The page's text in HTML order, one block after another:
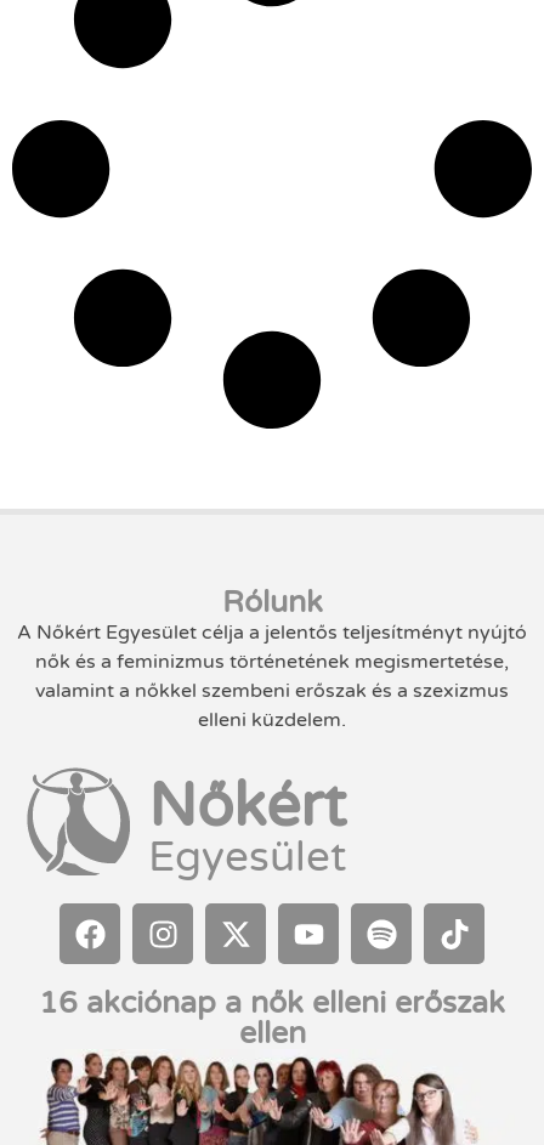
Rólunk
A Nőkért Egyesület célja a jelentős teljesítményt nyújtó
nők és a feminizmus történetének megismertetése,
valamint a nőkkel szembeni erőszak és a szexizmus
elleni küzdelem.
Nőkért
Egyesület
16 akciónap a nők elleni erőszak
ellen